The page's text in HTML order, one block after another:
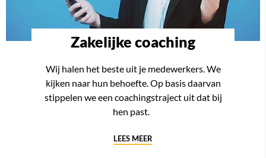
Zakelijke coaching
Wij halen het beste uit je medewerkers. We
kijken naar hun behoefte. Op basis daarvan
stippelen we een coachingstraject uit dat bij
hen past.
LEES MEER